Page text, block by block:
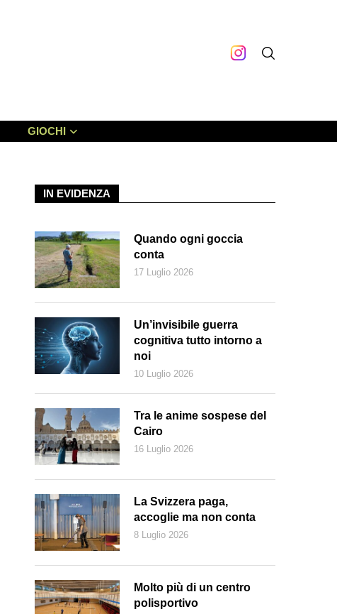
GIOCHI
IN EVIDENZA
Quando ogni goccia
conta
17 Luglio 2026
Un’invisibile guerra
cognitiva tutto intorno a
noi
10 Luglio 2026
Tra le anime sospese del
Cairo
16 Luglio 2026
La Svizzera paga,
accoglie ma non conta
8 Luglio 2026
Molto più di un centro
polisportivo